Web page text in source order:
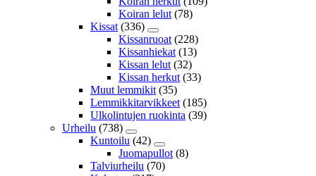
Koiran lelut (78)
Kissat (336)
Kissanruoat (228)
Kissanhiekat (13)
Kissan lelut (32)
Kissan herkut (33)
Muut lemmikit (35)
Lemmikkitarvikkeet (185)
Ulkolintujen ruokinta (39)
Urheilu (738)
Kuntoilu (42)
Juomapullot (8)
Talviurheilu (70)